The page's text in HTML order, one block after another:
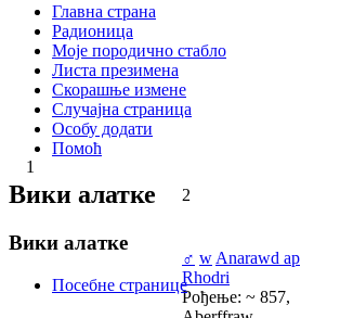
1
2
♂ w Anarawd ap
Rhodri
Рођење: ~ 857,
Главна страна
Радионица
Моје породично стабло
Листа презимена
Скорашње измене
Случајна страница
Особу додати
Помоћ
Вики алатке
Вики алатке
Посебне странице